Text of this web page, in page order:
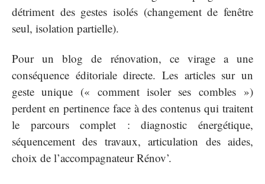
détriment des gestes isolés (changement de fenêtre
seul, isolation partielle).
Pour un blog de rénovation, ce virage a une
conséquence éditoriale directe. Les articles sur un
geste unique (« comment isoler ses combles »)
perdent en pertinence face à des contenus qui traitent
le parcours complet : diagnostic énergétique,
séquencement des travaux, articulation des aides,
choix de l’accompagnateur Rénov’.